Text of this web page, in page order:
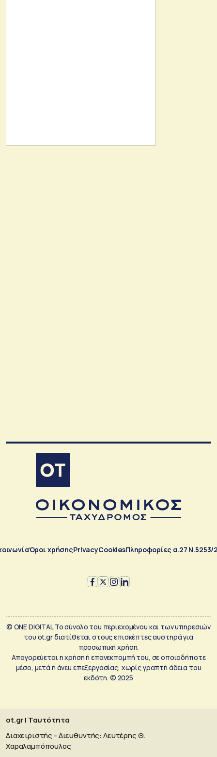
Όροι χρήσηςPrivacyCookiesΠληροφορίες α.27 Ν.5253/
© ONE DIGITAL Το σύνολο του περιεχομένου και των υπηρεσιών
του ot.gr διατίθεται στους επισκέπτες αυστηρά για
προσωπική χρήση.
Απαγορεύεται η χρήση ή επανεκπομπή του, σε οποιοδήποτε
μέσο, μετά ή άνευ επεξεργασίας, χωρίς γραπτή άδεια του
εκδότη. © 2025
ot.gr | Ταυτότητα
Διαχειριστής - Διευθυντής: Λευτέρης Θ.
Χαραλαμπόπουλος